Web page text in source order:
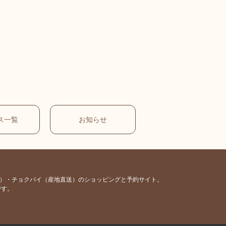
一覧 お知らせ
チョクバイ（産地直送）のショッピングと予約サイト。
。